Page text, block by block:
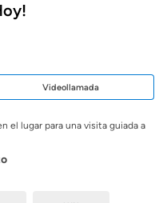
Videollamada
el lugar para una visita guiada a